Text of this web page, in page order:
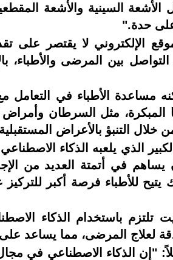
الأشعة السينية والأشعة
على حدة."
الإلكتروني لا يقتصر
بين المرضى والأطباء،
مساعدة الأطباء في التعامل
مثل السرطان
خلال التنبؤ بالأعراض
الذي يلعبه الذكاء
في أتمتة العديد من
يتيح للأطباء فرصة أكبر
تلتزم باستخدام الذكاء
لعلاج المرضى، مما يساعد على
"إن الذكاء الاصطناعي في